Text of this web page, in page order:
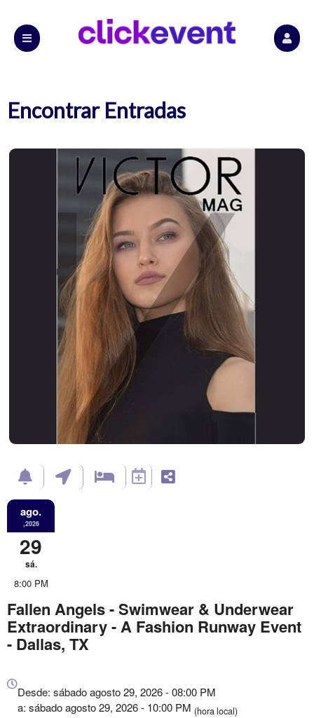
Encontrar Entradas
ago.
,2026
29
sá.
8:00 PM
Fallen Angels - Swimwear & Underwear
Extraordinary - A Fashion Runway Event
- Dallas, TX
sobre
Marketing,
Desde: sábado agosto 29, 2026 - 08:00 PM
a: sábado agosto 29, 2026 - 10:00 PM (hora local)